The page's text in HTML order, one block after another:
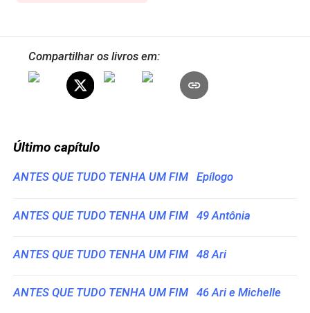
Compartilhar os livros em:
Último capítulo
ANTES QUE TUDO TENHA UM FIM Epílogo
ANTES QUE TUDO TENHA UM FIM 49 Antônia
ANTES QUE TUDO TENHA UM FIM 48 Ari
ANTES QUE TUDO TENHA UM FIM 46 Ari e Michelle